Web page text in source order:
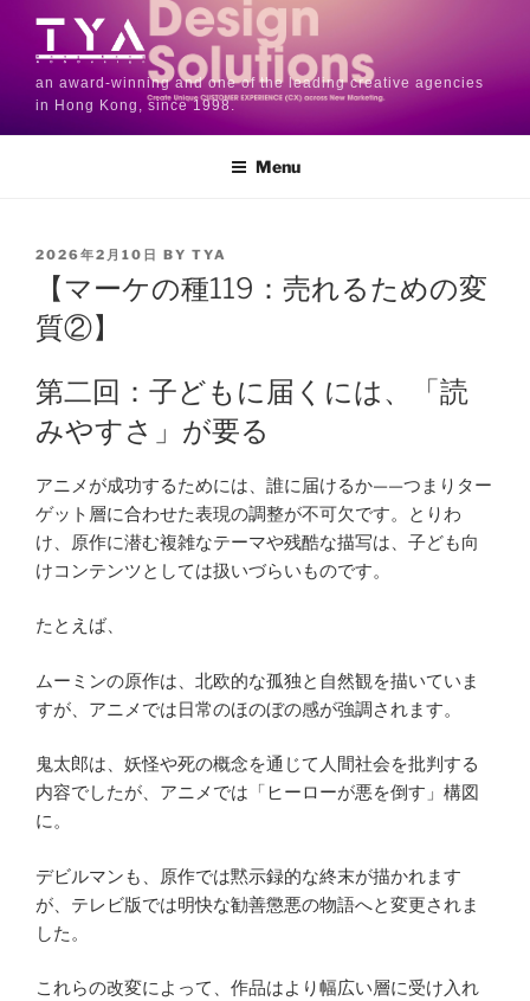
an award-winning and one of the leading creative agencies
in Hong Kong, since 1998.
Menu
2026年2月10日 BY TYA
【マーケの種119：売れるための変
質②】
第二回：子どもに届くには、「読
みやすさ」が要る
アニメが成功するためには、誰に届けるか——つまりター
ゲット層に合わせた表現の調整が不可欠です。とりわ
け、原作に潜む複雑なテーマや残酷な描写は、子ども向
けコンテンツとしては扱いづらいものです。
たとえば、
ムーミンの原作は、北欧的な孤独と自然観を描いていま
すが、アニメでは日常のほのぼの感が強調されます。
鬼太郎は、妖怪や死の概念を通じて人間社会を批判する
内容でしたが、アニメでは「ヒーローが悪を倒す」構図
に。
デビルマンも、原作では黙示録的な終末が描かれます
が、テレビ版では明快な勧善懲悪の物語へと変更されま
した。
これらの改変によって、作品はより幅広い層に受け入れ